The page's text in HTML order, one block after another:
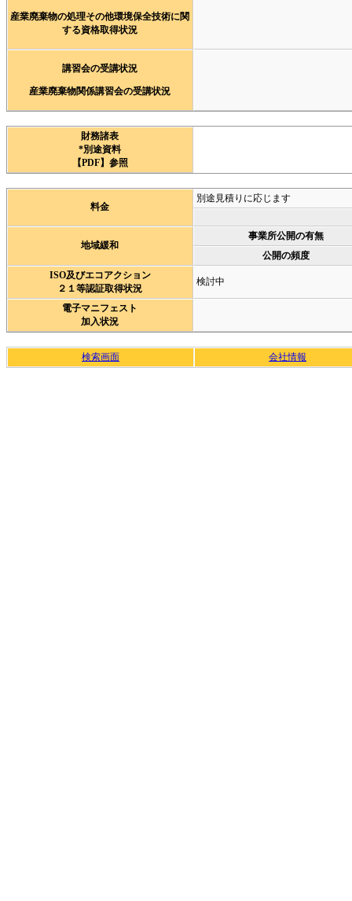
産業廃棄物の処理その他環境保全技術に関
する資格取得状況
講習会の受講状況
産業廃棄物関係講習会の受講状況
財務諸表
*別途資料
【PDF】参照
料金
別途見積りに応じます
地域緩和
事業所公開の有無
公開の頻度
ISO及びエコアクション
２１等認証取得状況
検討中
電子マニフェスト
加入状況
検索画面 会社情報